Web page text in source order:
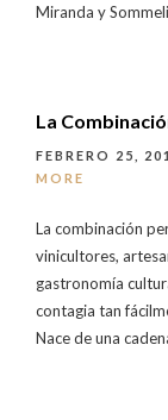
Miranda y
La
FEBRERO 25,
MORE
La combinación
vinicultores,
gastronomía
contagia tan
Nace de una